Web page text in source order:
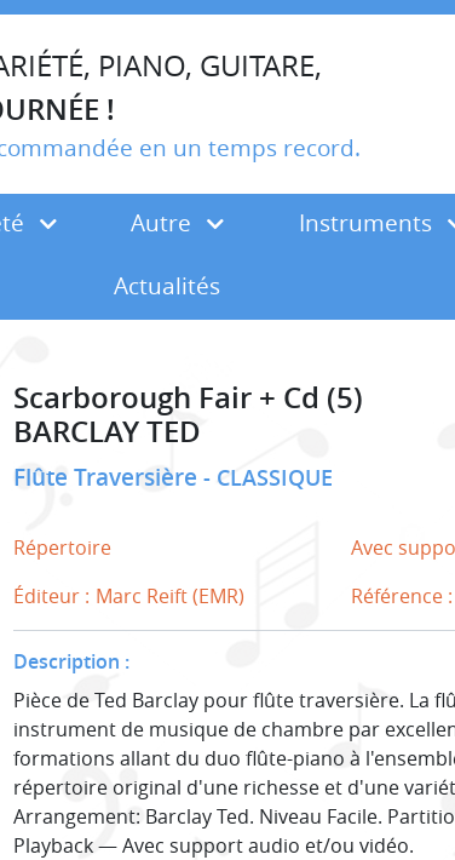
PIANO, GUITARE,
!
en un temps record.
Autre Instruments
Actualités
Scarborough Fair + Cd (5)
BARCLAY TED
Flûte Traversière CLASSIQUE
Répertoire
Avec
Éditeur : Marc Reift (EMR) Référence :
Description :
Pièce de Ted Barclay pour flûte traversière. La
instrument de musique de chambre par
formations allant du duo flûte-piano à
répertoire original d'une richesse et d'une
Arrangement: Barclay Ted. Niveau Facile.
Playback — Avec support audio et/ou vidéo.